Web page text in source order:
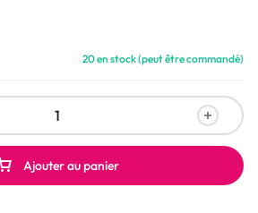
20 en stock (peut être commandé)
Ajouter au panier